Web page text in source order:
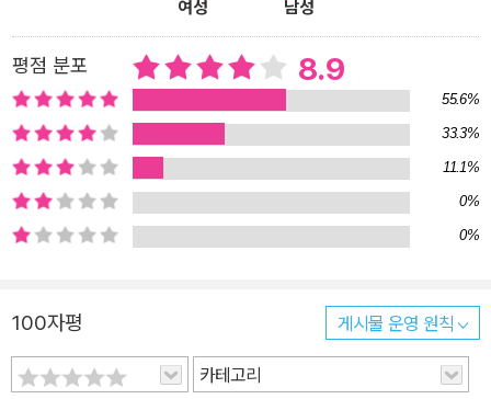
릭터에 지나지 않는다. 게임에 중독되어 게임 속 세상이 전부인 양 살
아가고 급기야 게임과 현실을 구분하지 못하게 된 사람들에 대한 얘
기는 뉴스에서도 심심찮게 들려온다. 이처럼 컴퓨터와 인터넷이 생활
을 크게 잠식해가는 사회에서 이 작품은 현대인들에게 중요한 메시지
를 던진다. 우리가 매일 들락거리는 사이버스페이스가 결코 안전하지
않다는 점을 경고함과 동시에 ‘해커라고 다 나쁜 것은 아니다’라는 긍
정적인 희망도 보여준다. 치밀하게 꼬이고 비틀린 플롯과 매력적인
캐릭터로 스릴러로서의 본분을 120% 만족시키면서도 매일 컴퓨터
것이다. 소셜 네트워킹의 시대인 현재 사회공학의 위협은 가장 현실
적인 현상이며 이 책이 독자들에게 특히 경고하고 있는 부분이기도
하다. 당신의 친구들과 직장 동료들을 보라. 당신은 그들을 아는가?
여성
남성
평점 분포 8.9
55.6%
33.3%
11.1%
0%
0%
100자평 게시물 운영 원칙
카테고리